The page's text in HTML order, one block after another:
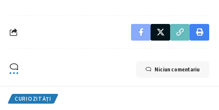
Niciun comentariu
CURIOZITĂȚI